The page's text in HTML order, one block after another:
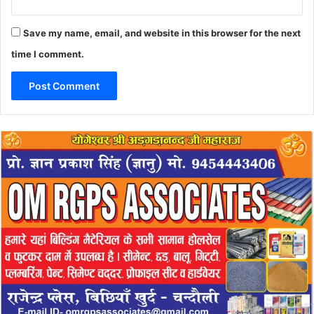
Save my name, email, and website in this browser for the next
time I comment.